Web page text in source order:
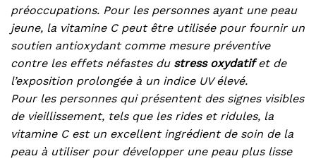
préoccupations. Pour les personnes ayant une peau
jeune, la vitamine C peut être utilisée pour fournir un
soutien antioxydant comme mesure préventive
contre les effets néfastes du stress oxydatifet de
l’exposition prolongée à un indice UV élevé.
Pour les personnes qui présentent des signes visibles
de vieillissement, tels que les rides et ridules, la
vitamine C est un excellent ingrédient de soin de la
peau à utiliser pour développer une peau plus lisse